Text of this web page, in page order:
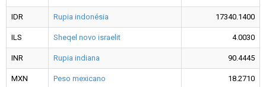
IDR Rupia indonésia 17340.1400
ILS Sheqel novo israelit 4.0030
INR Rupia indiana 90.4445
MXN Peso mexicano 18.2710